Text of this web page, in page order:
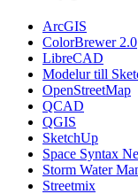
ArcGIS
ColorBrewer 2.0
LibreCAD
Modelur till
OpenStreetMap
QCAD
QGIS
SketchUp
Space Syntax
Storm Water
Streetmix